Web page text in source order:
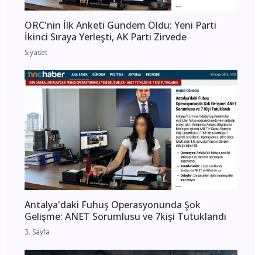
ORC'nin İlk Anketi Gündem Oldu: Yeni Parti
İkinci Sıraya Yerleşti, AK Parti Zirvede
Siyaset
Antalya'daki Fuhuş Operasyonunda Şok
Gelişme: ANET Sorumlusu ve 7kişi Tutuklandı
3. Sayfa